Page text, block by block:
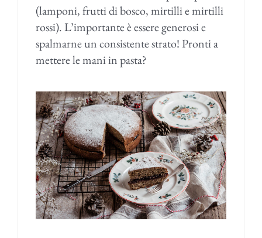
(lamponi, frutti di bosco, mirtilli e mirtilli
rossi). L’importante è essere generosi e
spalmarne un consistente strato! Pronti a
mettere le mani in pasta?